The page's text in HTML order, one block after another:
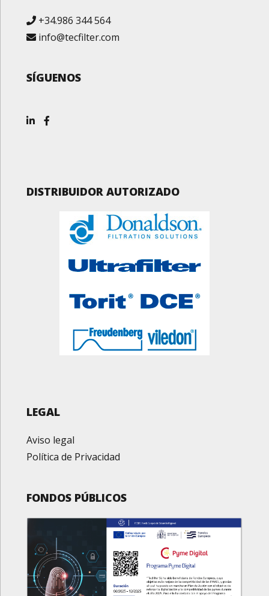
+34.986 344 564
info@tecfilter.com
SÍGUENOS
DISTRIBUIDOR AUTORIZADO
LEGAL
Aviso legal
Política de Privacidad
FONDOS PÚBLICOS